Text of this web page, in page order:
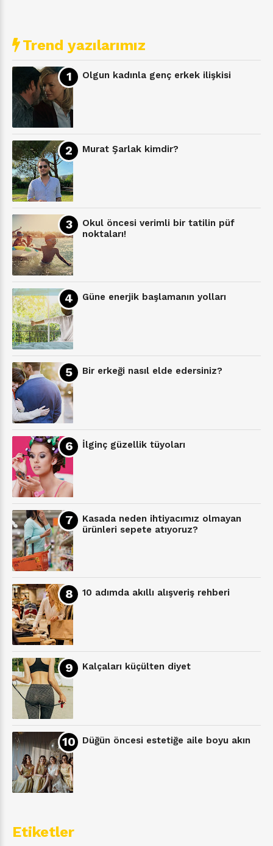
Trend yazılarımız
Olgun kadınla genç erkek ilişkisi
Murat Şarlak kimdir?
Okul öncesi verimli bir tatilin püf
noktaları!
Güne enerjik başlamanın yolları
Bir erkeği nasıl elde edersiniz?
İlginç güzellik tüyoları
Kasada neden ihtiyacımız olmayan
ürünleri sepete atıyoruz?
10 adımda akıllı alışveriş rehberi
Kalçaları küçülten diyet
Düğün öncesi estetiğe aile boyu akın
Etiketler